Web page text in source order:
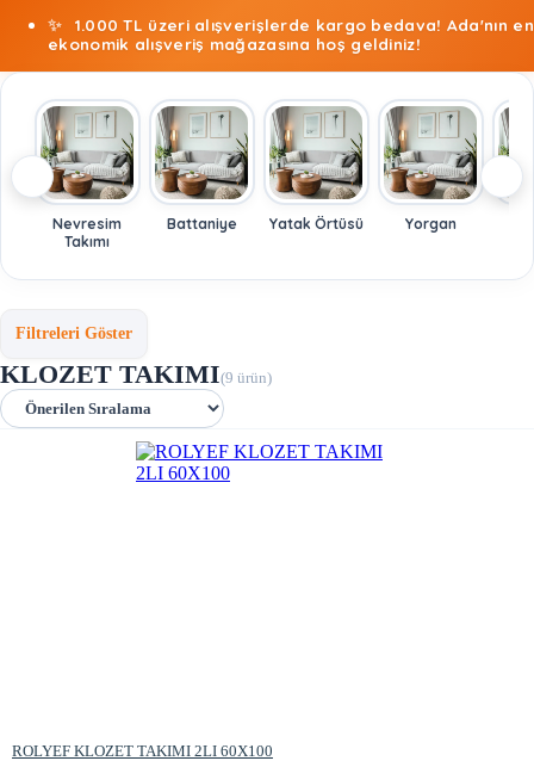
✨
1.000 TL üzeri alışverişlerde kargo bedava! Ada'nın en
ekonomik alışveriş mağazasına hoş geldiniz!
Nevresim
Takımı
Battaniye Yatak Örtüsü Yorgan
Filtreleri Göster
KLOZET TAKIMI(9 ürün)
ROLYEF KLOZET TAKIMI 2LI 60X100